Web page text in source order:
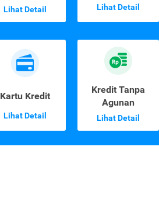
Lihat Detail Lihat Detail
Kartu Kredit
Lihat Detail
Kredit Tanpa
Agunan
Lihat Detail